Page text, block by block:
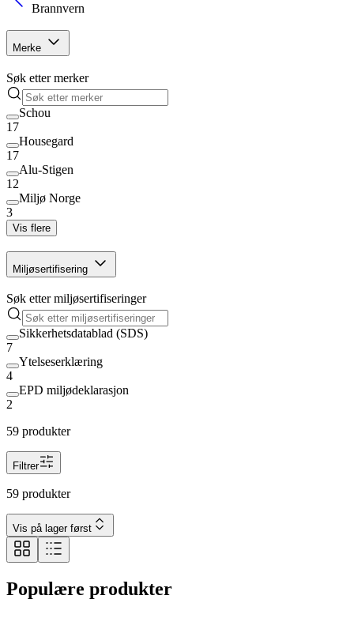
Brannvern
Merke
Søk etter merker
Schou
17
Housegard
17
Alu-Stigen
12
Miljø Norge
3
Vis flere
Miljøsertifisering
Søk etter miljøsertifiseringer
Sikkerhetsdatablad (SDS)
7
Ytelseserklæring
4
EPD miljødeklarasjon
2
59 produkter
Filtrer
59 produkter
Vis på lager først
Populære produkter